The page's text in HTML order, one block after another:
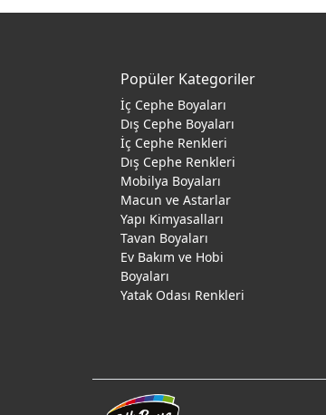
Popüler Kategoriler
İç Cephe Boyaları
Dış Cephe Boyaları
İç Cephe Renkleri
Dış Cephe Renkleri
Mobilya Boyaları
Macun ve Astarlar
Yapı Kimyasalları
Tavan Boyaları
Ev Bakım ve Hobi
Boyaları
Yatak Odası Renkleri